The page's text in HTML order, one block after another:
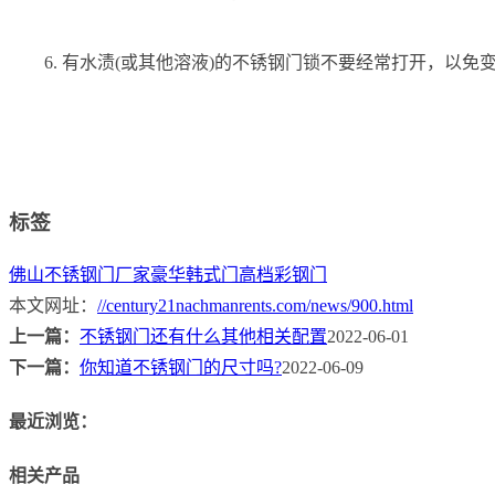
6. 有水渍(或其他溶液)的不锈钢门锁不要经常打开，以免
标签
佛山不锈钢门厂家豪华韩式门 高档彩钢门
本文网址： //century21nachmanrents.com/news/900.html
上一篇： 不锈钢门还有什么其他相关配置2022-06-01
下一篇： 你知道不锈钢门的尺寸吗?2022-06-09
最近浏览：
相关产品